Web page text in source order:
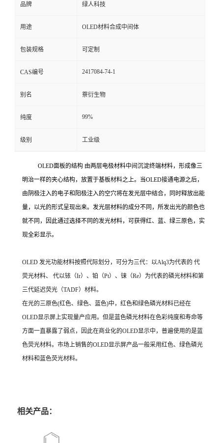
品牌 绿人科技
用途 OLED材料合成中间体
包装规格 可定制
CAS编号 2417084-74-1
别名 萘衍生物
纯度 99%
级别 工业级
OLED面板的结构 由两层电极材料中间沉淀终端材料，形成像三
明治一样的夹心结构，放置于基板材料之上。当OLED接通电源之后，
由阴极注入的电子和阳极注入的空穴将在发光层中结合，同时释放出能
量，以光的形式呈现出来。发光层材料的成分不同，所发出光的颜色也
就不同，因此通过选择不同的发光材料，可获得红、蓝、绿三原色，实
现全彩显示。
OLED 发光功能材料按照代际划分，可分为三代：以Alq3为代表的 代
荧光材料、 代以铱（Ir）、铂（Pt）、铼（Re）为代表的磷光材料和第
三代延迟荧光（TADF）材料。
在光的三原色(红色、绿色、蓝色)中，红色和绿色磷光材料已经在
OLED显示屏上实现量产应用。但是蓝色磷光材料在色彩纯度和寿命等
方面一直暴露了弱点，因此在商业化的OLED显示中，普遍使用的是蓝
色荧光材料。市场上销售的OLED显示屏产品一般采用红色、绿色磷光
材料和蓝色荧光材料。
相关产品：